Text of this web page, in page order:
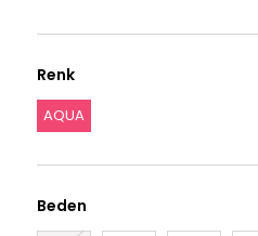
Renk
AQUA
Beden